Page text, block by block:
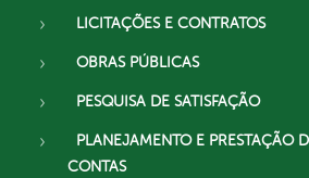
LICITAÇÕES E CONTRATOS
OBRAS PÚBLICAS
PESQUISA DE SATISFAÇÃO
PLANEJAMENTO E PRESTAÇÃO
CONTAS